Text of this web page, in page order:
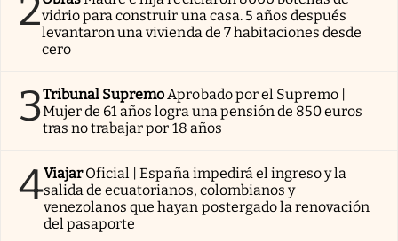
2vidrio para construir una casa. 5 años después
levantaron una vivienda de 7 habitaciones desde
cero
3Tribunal Supremo Aprobado por el Supremo |
Mujer de 61 años logra una pensión de 850 euros
tras no trabajar por 18 años
4Viajar Oficial | España impedirá el ingreso y la
salida de ecuatorianos, colombianos y
venezolanos que hayan postergado la renovación
del pasaporte